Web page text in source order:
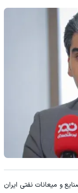
و میعانات نفتی ایران